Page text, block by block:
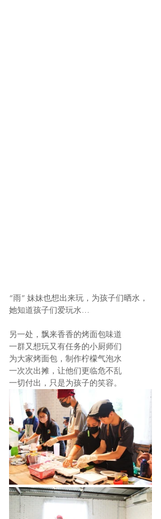
“雨” 妹妹也想出来玩，为孩子们晒水，
她知道孩子们爱玩水…
另一处，飘来香香的烤面包味道
一群又想玩又有任务的小厨师们
为大家烤面包，制作柠檬气泡水
一次次出摊，让他们更临危不乱
一切付出，只是为孩子的笑容。